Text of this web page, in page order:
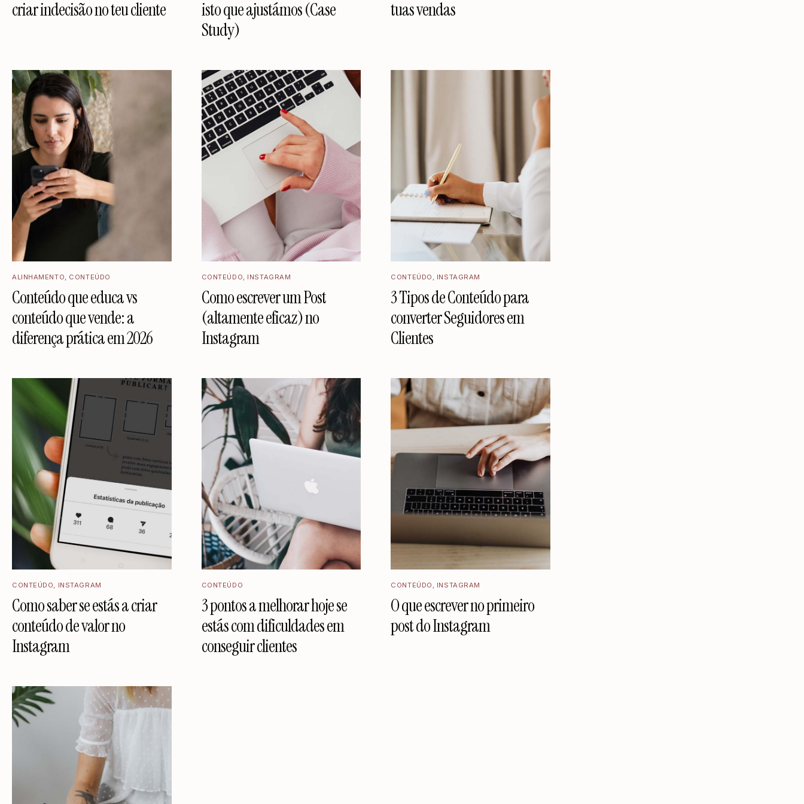
criar indecisão no teu cliente
isto que ajustámos (Case
Study)
tuas vendas
ALINHAMENTO, CONTEÚDO
Conteúdo que educa vs
conteúdo que vende: a
diferença prática em 2026
CONTEÚDO, INSTAGRAM
Como escrever um Post
(altamente eficaz) no
Instagram
CONTEÚDO , INSTAGRAM
3 Tipos de Conteúdo para
converter Seguidores em
Clientes
CONTEÚDO, INSTAGRAM
Como saber se estás a criar
conteúdo de valor no
Instagram
CONTEÚDO
3 pontos a melhorar hoje se
estás com dificuldades em
conseguir clientes
CONTEÚDO , INSTAGRAM
O que escrever no primeiro
post do Instagram